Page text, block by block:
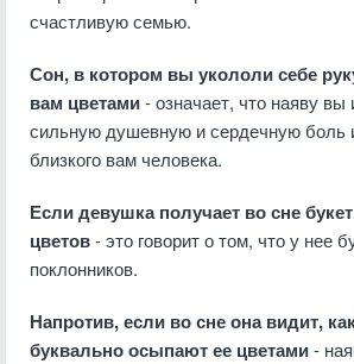
счастливую семью.
Сон, в котором вы укололи себе
вам цветами- означает, что наяву вы
сильную душевную и сердечную боль
близкого вам человека.
Если девушка получает во сне
цветов- это говорит о том, что у нее
поклонников.
Напротив, если во сне она видит,
буквально осыпают ее цветами-